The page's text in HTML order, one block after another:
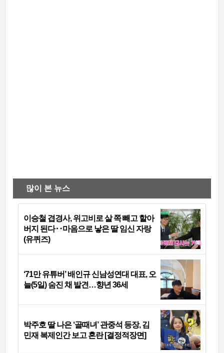
많이 본 뉴스
이승철 겹경사, 위고비로 살 쪽 빼고 할아
버지 된다‥마음으로 낳은 딸 임신 자랑
(유퀴즈)
‘71만 유튜버’ 배인규 신남성연대 대표, 오
늘(5일) 숨진 채 발견…향년 36세
박주호 딸 나은 ‘골때녀’ 관중석 등장, 김
민재 복제인간 보고 혼란 [결정적장면]